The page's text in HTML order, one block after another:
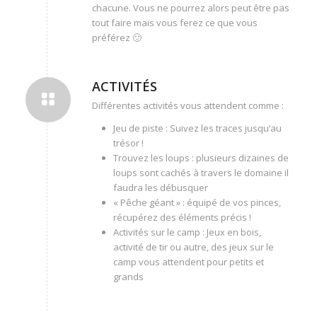
chacune. Vous ne pourrez alors peut être pas
tout faire mais vous ferez ce que vous
préférez 🙂
ACTIVITÉS
Différentes activités vous attendent comme :
Jeu de piste : Suivez les traces jusqu’au
trésor !
Trouvez les loups : plusieurs dizaines de
loups sont cachés à travers le domaine il
faudra les débusquer
« Pêche géant » : équipé de vos pinces,
récupérez des éléments précis !
Activités sur le camp : Jeux en bois,
activité de tir ou autre, des jeux sur le
camp vous attendent pour petits et
grands